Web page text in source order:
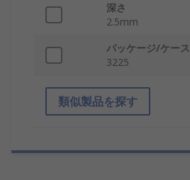
深さ
2.5mm
パッケージ/ケース
3225
類似製品を探す